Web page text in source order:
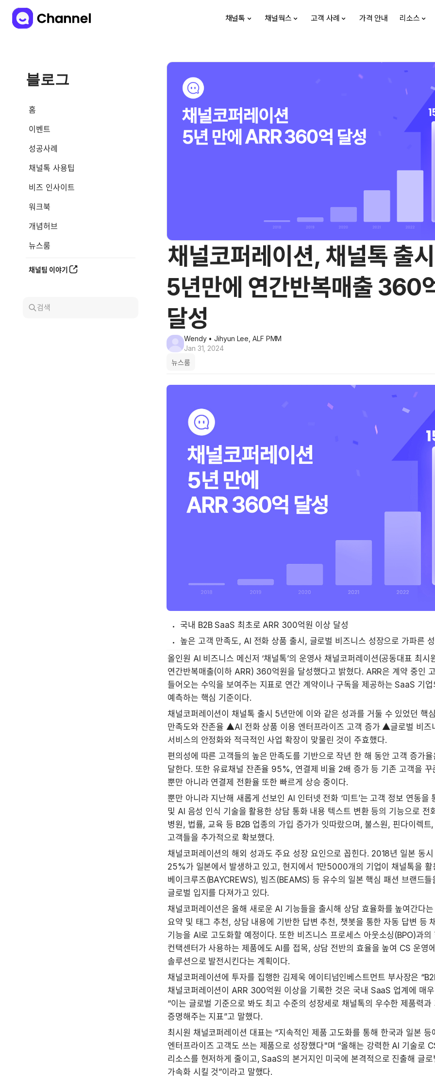
채널톡 채널웍스 고객 사례 가격 안내 리소스
블로그
홈
이벤트
성공사례
채널톡 사용팁
비즈 인사이트
워크북
개념허브
뉴스룸
채널팀 이야기
검색
채널코퍼레이션, 채널톡 출시
5년만에 연간반복매출 360
달성
Wendy• Jihyun Lee, ALF PMM
Jan 31, 2024
뉴스룸
국내 B2B SaaS 최초로 ARR 300억원 이상 달성
높은 고객 만족도, AI 전화 상품 출시, 글로벌 비즈니스 성장으로 가파른
올인원 AI 비즈니스 메신저 ‘채널톡’의 운영사 채널코퍼레이션(공동대표 최시
연간반복매출(이하 ARR) 360억원을 달성했다고 밝혔다. ARR은 계약 중인
들어오는 수익을 보여주는 지표로 연간 계약이나 구독을 제공하는 SaaS 기
예측하는 핵심 기준이다.
채널코퍼레이션이 채널톡 출시 5년만에 이와 같은 성과를 거둘 수 있었던 핵
만족도와 잔존율 ▲AI 전화 상품 이용 엔터프라이즈 고객 증가 ▲글로벌 비즈
서비스의 안정화와 적극적인 사업 확장이 맞물린 것이 주효했다.
편의성에 따른 고객들의 높은 만족도를 기반으로 작년 한 해 동안 고객 증가
달한다. 또한 유료채널 잔존율 95%, 연결제 비율 2배 증가 등 기존 고객을 꾸
뿐만 아니라 연결제 전환율 또한 빠르게 상승 중이다.
뿐만 아니라 지난해 새롭게 선보인 AI 인터넷 전화 ‘미트’는 고객 정보 연동을
및 AI 음성 인식 기술을 활용한 상담 통화 내용 텍스트 변환 등의 기능으로 전
병원, 법률, 교육 등 B2B 업종의 가입 증가가 잇따랐으며, 불스원, 핀다이렉트
고객들을 추가적으로 확보했다.
채널코퍼레이션의 해외 성과도 주요 성장 요인으로 꼽힌다. 2018년 일본 동
25%가 일본에서 발생하고 있고, 현지에서 1만5000개의 기업이 채널톡을 활
베이크루즈(BAYCREWS), 빔즈(BEAMS) 등 유수의 일본 핵심 패션 브랜드
글로벌 입지를 다져가고 있다.
채널코퍼레이션은 올해 새로운 AI 기능들을 출시해 상담 효율화를 높여간다
요약 및 태그 추천, 상담 내용에 기반한 답변 추천, 챗봇을 통한 자동 답변 등
기능을 AI로 고도화할 예정이다. 또한 비즈니스 프로세스 아웃소싱(BPO)과의
컨택센터가 사용하는 제품에도 AI를 접목, 상담 전반의 효율을 높여 CS 운영
솔루션으로 발전시킨다는 계획이다.
채널코퍼레이션에 투자를 집행한 김제욱 에이티넘인베스트먼트 부사장은
채널코퍼레이션이 ARR 300억원 이상을 기록한 것은 국내 SaaS 업계에 매
“이는 글로벌 기준으로 봐도 최고 수준의 성장세로 채널톡의 우수한 제품력과
증명해주는 지표”고 말했다.
최시원 채널코퍼레이션 대표는 “지속적인 제품 고도화를 통해 한국과 일본
엔터프라이즈 고객도 쓰는 제품으로 성장했다"며 “올해는 강력한 AI 기술로
리소스를 현저하게 줄이고, SaaS의 본거지인 미국에 본격적으로 진출해 글
가속화 시킬 것”이라고 말했다.